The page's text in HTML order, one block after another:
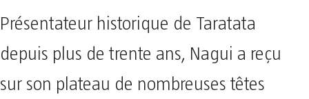
Présentateur historique de Taratata
depuis plus de trente ans, Nagui a reçu
sur son plateau de nombreuses têtes